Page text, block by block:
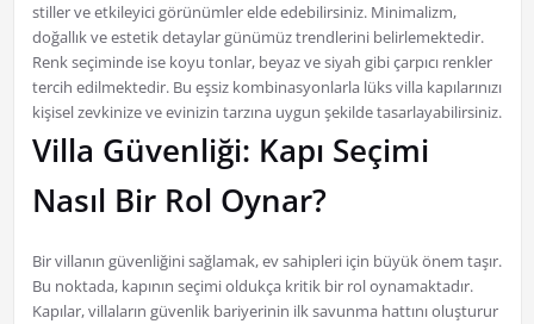
stiller ve etkileyici görünümler elde edebilirsiniz. Minimalizm,
doğallık ve estetik detaylar günümüz trendlerini belirlemektedir.
Renk seçiminde ise koyu tonlar, beyaz ve siyah gibi çarpıcı renkler
tercih edilmektedir. Bu eşsiz kombinasyonlarla lüks villa kapılarınızı
kişisel zevkinize ve evinizin tarzına uygun şekilde tasarlayabilirsiniz.
Villa Güvenliği: Kapı Seçimi
Nasıl Bir Rol Oynar?
Bir villanın güvenliğini sağlamak, ev sahipleri için büyük önem taşır.
Bu noktada, kapının seçimi oldukça kritik bir rol oynamaktadır.
Kapılar, villaların güvenlik bariyerinin ilk savunma hattını oluşturur